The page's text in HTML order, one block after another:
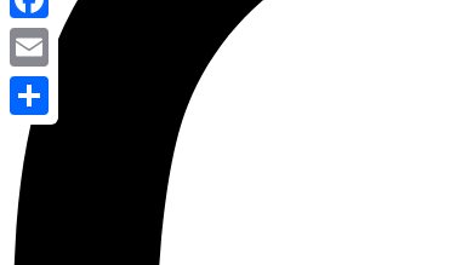
Facebook
Email
Share